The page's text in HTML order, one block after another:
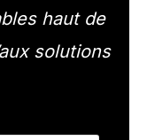
haut de
solutions